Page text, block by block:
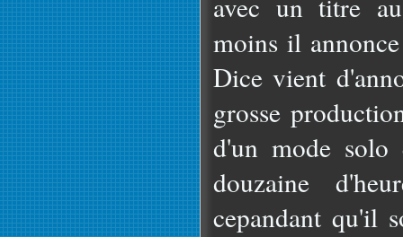
moins il
Dice vient
grosse
d'un mode solo
douzaine
cepandant qu'il